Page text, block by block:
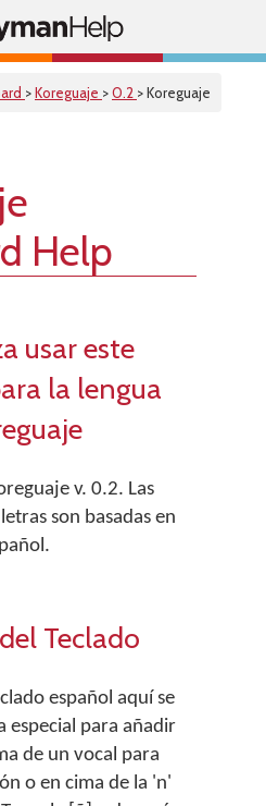
>Koreguaje >0.2 > Koreguaje
Help
usar este
la lengua
v. 0.2. Las
son basadas en
Teclado
español aquí se
especial para añadir
de un vocal para
o en cima de la 'n'